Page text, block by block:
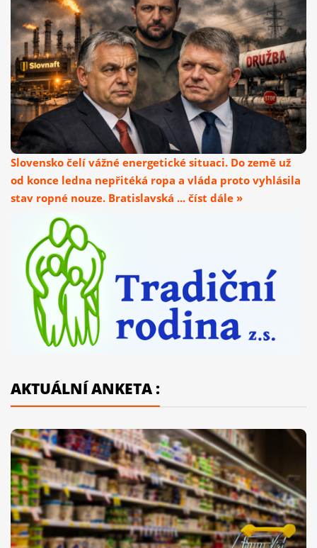
Slovensko čelí vážné energetické situaci. Do země už
od konce ledna nepřitéká ropa a vláda proto vyhlásila
stav ropné nouze. Bratislavská ... číst dále »
AKTUÁLNÍ ANKETA :